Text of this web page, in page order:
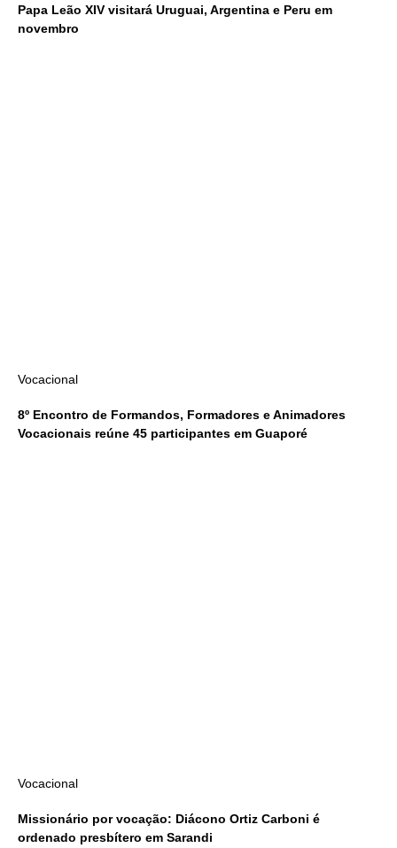
Papa Leão XIV visitará Uruguai, Argentina e Peru em
novembro
Vocacional
8º Encontro de Formandos, Formadores e Animadores
Vocacionais reúne 45 participantes em Guaporé
Vocacional
Missionário por vocação: Diácono Ortiz Carboni é
ordenado presbítero em Sarandi